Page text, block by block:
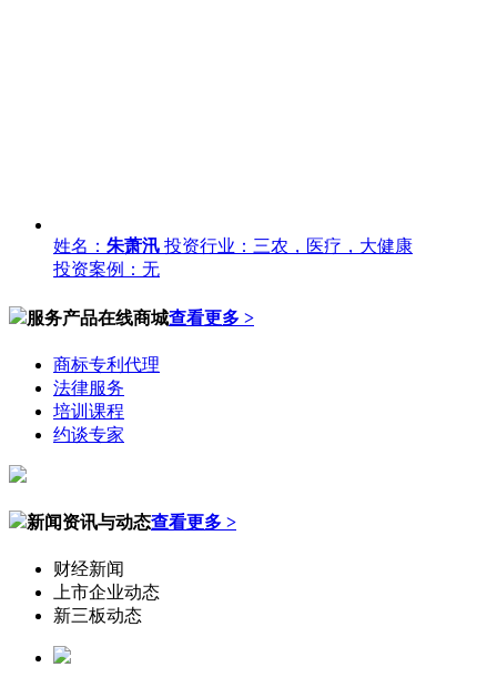
姓名： 朱萧汛 投资行业：三农，医疗，大健康
投资案例：无
服务产品在线商城查看更多 >
商标专利代理
法律服务
培训课程
约谈专家
新闻资讯与动态查看更多 >
财经新闻
上市企业动态
新三板动态